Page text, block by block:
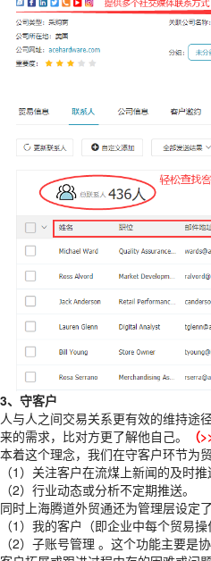
3、守客户
人与人之间交易关系更有效的维持途
来的需求，比对方更了解他自己。
（
本着这个理念，我们在守客户环节为
（1）关注客户在流煤上新闻的及时
（2）行业动态或分析不定期推送。
同时上海腾道外贸通还为管理层设定
（1）我的客户（即企业中每个贸易
（2）子账号管理 。这个功能主要是